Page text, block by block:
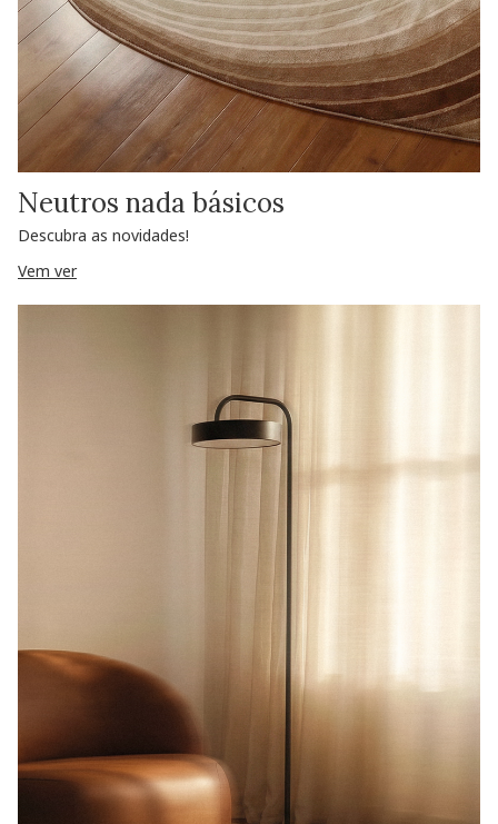
Neutros nada básicos
Descubra as novidades!
Vem ver